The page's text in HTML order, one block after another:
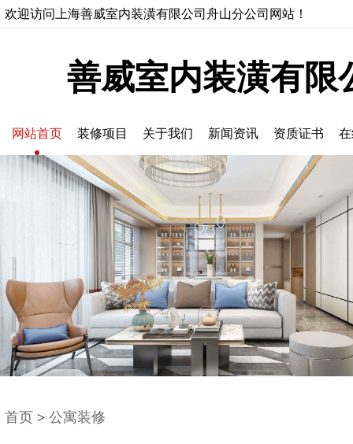
欢迎访问上海善威室内装潢有限公司舟山分公司网站！
善威室内装潢有限
网站首页 装修项目 关于我们 新闻资讯 资质证书
首页 > 公寓装修